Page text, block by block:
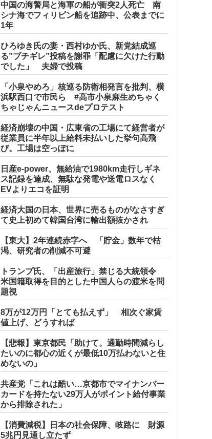
中国の海警局と海軍の船が衝突2人死亡 南
シナ海でフィリピン船を追跡中、公表までに
1年
ひろゆき氏の妻・西村ゆか氏、新党結成巡
る”ブチギレ”投稿を謝罪「配慮に欠けた行動
でした」 夫婦で投稿
「小泉やめろ」核巡る防衛相発言を批判、横
浜駅西口で市民ら #高市小泉麻生めちゃく
ちゃじゃんニュースdeプロテスト
経済崩壊の中国・広東省の工場にて経営者が
従業員に半年以上給料未払いした挙句高飛
び。工場は空っぽに
日産e-power、無給油で1980km走行しギネ
ス記録を達成、無駄な発電や送電ロスなく
EVよりエコを証明
経済大国の日本、世界に売るものがなさすぎ
て史上初めて韓国台湾に輸出額抜かされ
【東大】2年連続赤字へ 「貯金」数年で枯
渇、研究者の削減不可避
トランプ氏、「出産旅行」禁じる大統領令
米国籍取得を目的とした中国人らの渡米を問
題視
8万が12万円「とても払えず」 相次ぐ家賃
値上げ、どうすれば
【悲報】東京都民「助けて。通勤時間減らし
たいのに都心の近くが最低10万払わないと住
めないの」
共産党「これは酷い…京都市でマイナンバー
カードを持たない29万人がポイント給付事業
から排除された」
【消費減税】日本の社会保障、岐路に 財源
5兆円見通し立たず